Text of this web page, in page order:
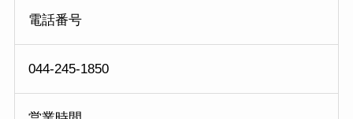
電話番号
044-245-1850